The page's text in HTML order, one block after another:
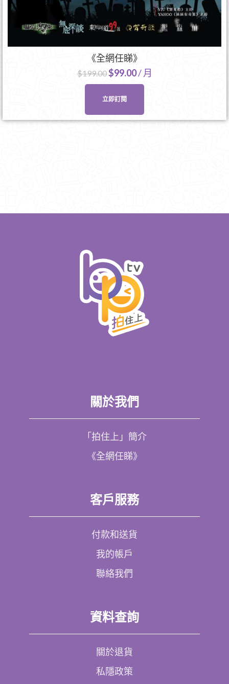
《全網任睇》
$199.00$99.00/ 月
立即訂閱
關於我們
「拍住上」簡介
《全網任睇》
客戶服務
付款和送貨
我的帳戶
聯絡我們
資料查詢
關於退貨
私隱政策